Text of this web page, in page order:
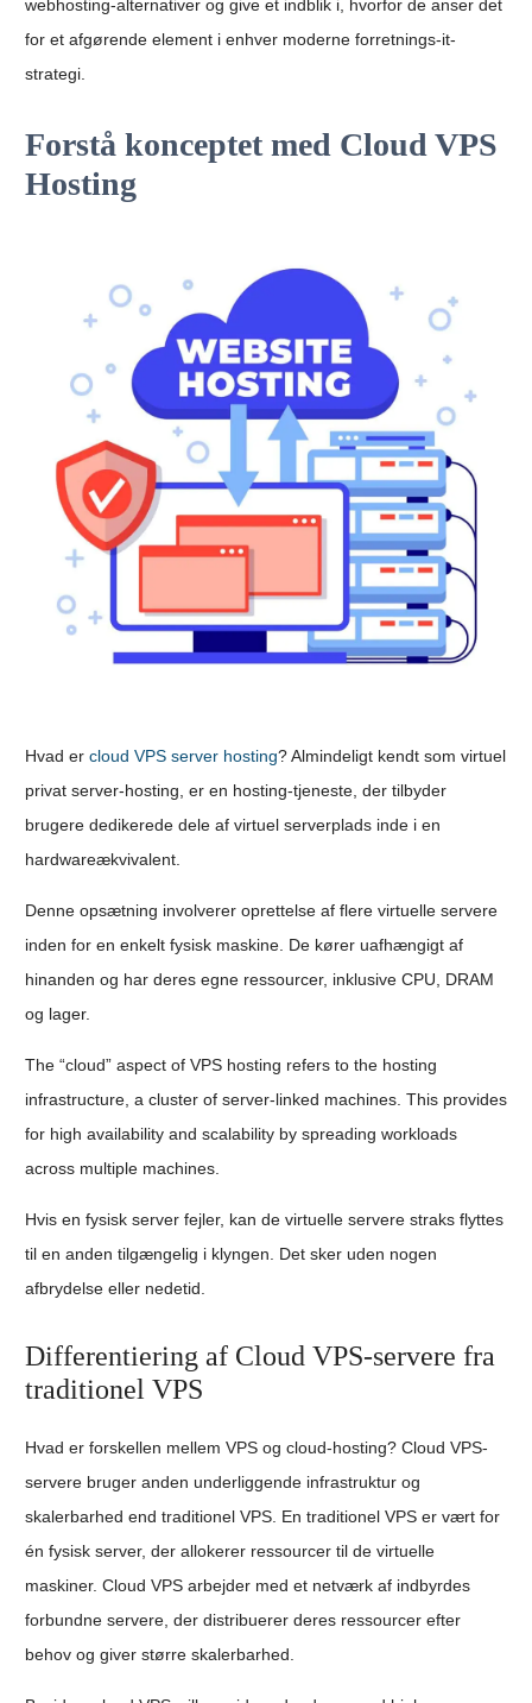
webhosting-alternativer og give et indblik i, hvorfor de anser det
for et afgørende element i enhver moderne forretnings-it-
strategi.
Forstå konceptet med Cloud VPS
Hosting
Hvad er cloud VPS server hosting? Almindeligt kendt som virtuel
privat server-hosting, er en hosting-tjeneste, der tilbyder
brugere dedikerede dele af virtuel serverplads inde i en
hardwareækvivalent.
Denne opsætning involverer oprettelse af flere virtuelle servere
inden for en enkelt fysisk maskine. De kører uafhængigt af
hinanden og har deres egne ressourcer, inklusive CPU, DRAM
og lager.
The “cloud” aspect of VPS hosting refers to the hosting
infrastructure, a cluster of server-linked machines. This provides
for high availability and scalability by spreading workloads
across multiple machines.
Hvis en fysisk server fejler, kan de virtuelle servere straks flyttes
til en anden tilgængelig i klyngen. Det sker uden nogen
afbrydelse eller nedetid.
Differentiering af Cloud VPS-servere fra
traditionel VPS
Hvad er forskellen mellem VPS og cloud-hosting? Cloud VPS-
servere bruger anden underliggende infrastruktur og
skalerbarhed end traditionel VPS. En traditionel VPS er vært for
én fysisk server, der allokerer ressourcer til de virtuelle
maskiner. Cloud VPS arbejder med et netværk af indbyrdes
forbundne servere, der distribuerer deres ressourcer efter
behov og giver større skalerbarhed.